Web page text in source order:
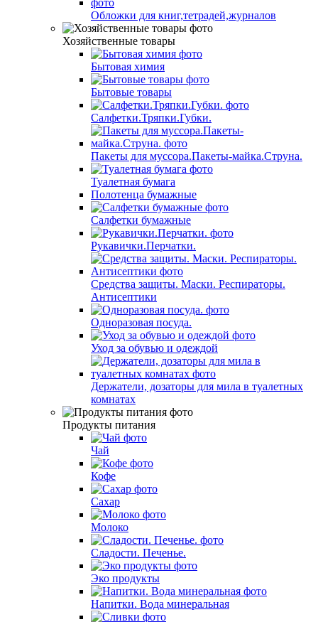
Обложки для книг,тетрадей,журналов
Хозяйственные товары
Бытовая химия
Бытовые товары
Салфетки.Тряпки.Губки.
Пакеты для муссора.Пакеты-майка.Струна.
Туалетная бумага
Полотенца бумажные
Салфетки бумажные
Рукавички.Перчатки.
Средства защиты. Маски. Респираторы.
Антисептики
Одноразовая посуда.
Уход за обувью и одеждой
Держатели, дозаторы для мила в туалетных
комнатах
Продукты питания
Чай
Кофе
Сахар
Молоко
Сладости. Печенье.
Эко продукты
Напитки. Вода минеральная